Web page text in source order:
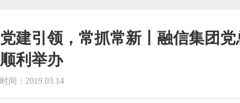
党建引领，常抓常新丨融信集团
顺利举办
时间：2019.03.14